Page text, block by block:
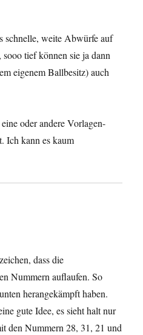
schnelle, weite Abwürfe auf
tief können sie ja dann
eigenem Ballbesitz) auch
oder andere Vorlagen-
Ich kann es kaum
dass die
Nummern auflaufen. So
herangekämpft haben.
gute Idee, es sieht halt nur
den Nummern 28, 31, 21 und